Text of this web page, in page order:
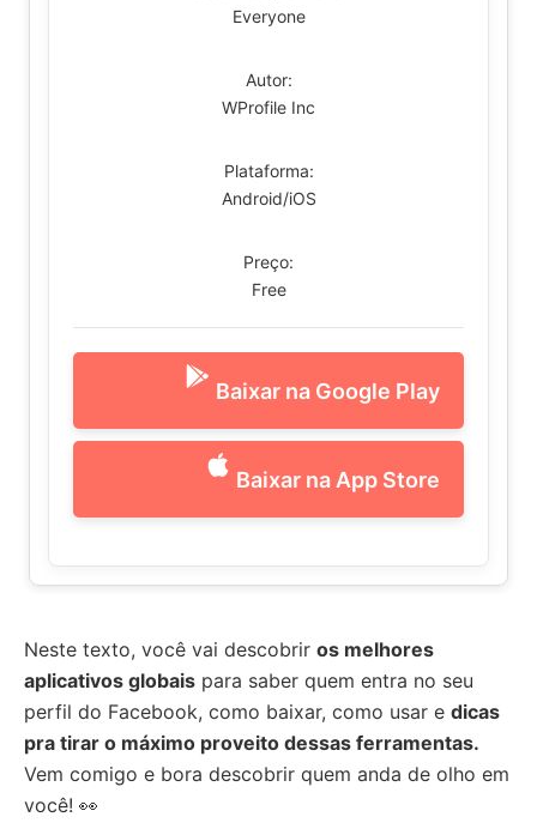
Everyone
Autor:
WProfile Inc
Plataforma:
Android/iOS
Preço:
Free
Baixar na Google Play
Baixar na App Store
Neste texto, você vai descobrir os melhores
aplicativos globais para saber quem entra no seu
perfil do Facebook, como baixar, como usar e dicas
pra tirar o máximo proveito dessas ferramentas.
Vem comigo e bora descobrir quem anda de olho em
você! 👀